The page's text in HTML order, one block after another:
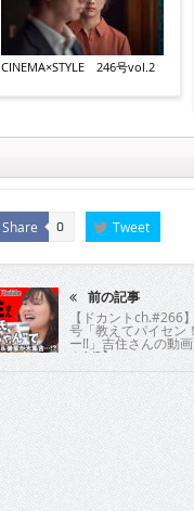
CINEMA×STYLE 246号vol.2
Share 0 Tweet
前の記事
【ドカントch.#266
号「教えてパイセン
ー!!」吉住さんの動
ん1/3】